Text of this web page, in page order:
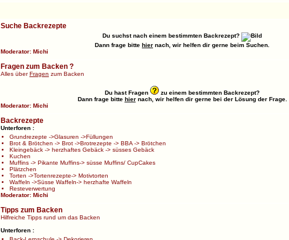
Suche Backrezepte
Du suchst nach einem bestimmten Backrezept?
Dann frage bitte hier nach, wir helfen dir gerne beim Suchen.
Moderator: Michi
Fragen zum Backen ?
Alles überFragen zum Backen
Du hast Fragen
zu einem bestimmten Backrezept?
Dann frage bitte hiernach, wir helfen dir gerne bei der Lösung der Frage.
Moderator: Michi
Backrezepte
Unterforen :
Grundrezepte ->Glasuren ->Füllungen
Brot & Brötchen -> Brot ->Brotrezepte -> BBA -> Brötchen
Kleingebäck -> herzhaftes Gebäck -> süsses Gebäck
Kuchen
Muffins -> Pikante Muffins-> süsse Muffins/ CupCakes
Plätzchen
Torten ->Tortenrezepte-> Motivtorten
Waffeln ->Süsse Waffeln-> herzhafte Waffeln
Resteverwertung
Moderator: Michi
Tipps zum Backen
Hilfreiche Tipps rund um das Backen
Unterforen :